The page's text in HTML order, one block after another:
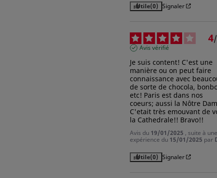
Utile(0) Signaler
4/
Avis vérifié
Je suis content! C'est une
manière ou on peut faire
connaissance avec
de sorte de chocola,
etc! Paris est dans nos
coeurs; aussi la Nôtre
C'etait très emouvant de
la Cathedrale!! Bravo!!
Avis du 19/01/2025 , suite à une
expérience du 15/01/2025 par
Utile(0) Signaler